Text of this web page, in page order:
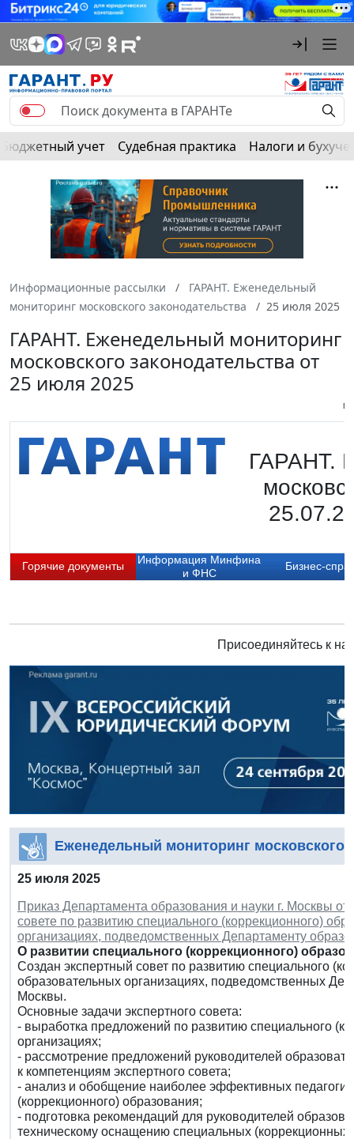
Бюджетный учет Судебная практика Налоги и
Информационные рассылки
ГАРАНТ. Еженедельный
мониторинг московского законодательства
25 июля 2025
ГАРАНТ. Еженедельный мониторинг
московского законодательства от
25 июля 2025
ГАРАНТ.
Горячие документы
Информация Минфина
и ФНС
Бизнес-
Присоединяйтесь к
Еженедельный мониторинг московского
25 июля 2025
Приказ Департамента образования и науки г. Москвы
совете по развитию специального (коррекционного)
организациях, подведомственных Департаменту
О развитии специального (коррекционного)
Создан экспертный совет по развитию специального
образовательных организациях, подведомственных
Москвы.
Основные задачи экспертного совета:
- выработка предложений по развитию специального
организациях;
- рассмотрение предложений руководителей
к компетенциям экспертного совета;
- анализ и обобщение наиболее эффективных
(коррекционного) образования;
- подготовка рекомендаций для руководителей
техническому оснащению специальных